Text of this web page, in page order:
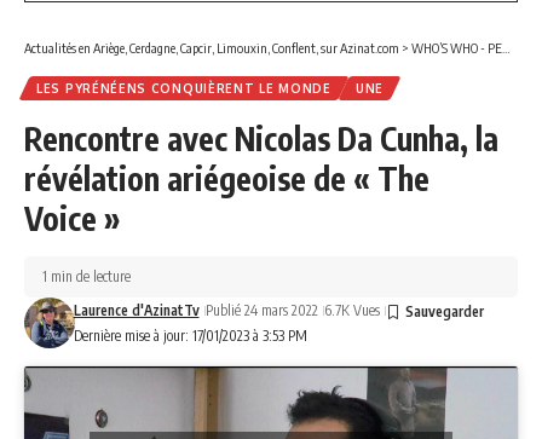
Actualités en Ariège, Cerdagne, Capcir, Limouxin, Conflent, sur Azinat.com > WHO’S WHO - PERSONNALITÉS
LES PYRÉNÉENS CONQUIÈRENT LE MONDE UNE
Rencontre avec Nicolas Da Cunha, la
révélation ariégeoise de « The
Voice »
Dernière mise à jour: 17/01/2023 à 3:53 PM
Laurence d'AzinatTv Publié 24 mars 2022 6.7K Vues
1 min de lecture